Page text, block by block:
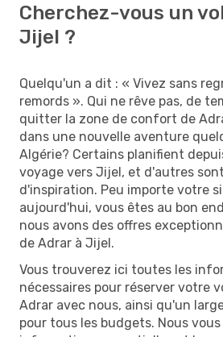
Cherchez-vous un
Jijel ?
Quelqu'un a dit : « Vivez sans
remords ». Qui ne rêve pas, de
quitter la zone de confort de
dans une nouvelle aventure
Algérie? Certains planifient
voyage vers Jijel, et d'autres
d'inspiration. Peu importe votre
aujourd'hui, vous êtes au bon
nous avons des offres
de Adrar à Jijel.
Vous trouverez ici toutes les
nécessaires pour réserver votre
Adrar avec nous, ainsi qu'un
pour tous les budgets. Nous